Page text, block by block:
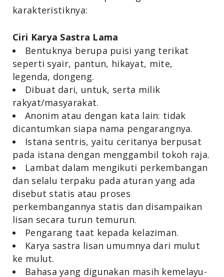
karakteristiknya:
Ciri Karya Sastra Lama
Bentuknya berupa puisi yang terikat
seperti syair, pantun, hikayat, mite,
legenda, dongeng.
Dibuat dari, untuk, serta milik
rakyat/masyarakat.
Anonim atau dengan kata lain: tidak
dicantumkan siapa nama pengarangnya.
Istana sentris, yaitu ceritanya berpusat
pada istana dengan menggambil tokoh raja.
Lambat dalam mengikuti perkembangan
dan selalu terpaku pada aturan yang ada
disebut statis atau proses
perkembangannya statis dan disampaikan
lisan secara turun temurun.
Pengarang taat kepada kelaziman.
Karya sastra lisan umumnya dari mulut
ke mulut.
Bahasa yang digunakan masih kemelayu-